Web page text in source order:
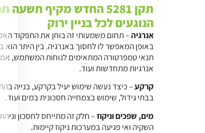
תקן 5281 החדש מקיף תשעה תחומים עיקריים
הנוגעים לכל בניין ירוק
אנרגיה– תחום משמעותי זה בוחן את התפקוד
באופן המאפשר לו לחסוך באנרגיה. בין היתר
תנאי טמפרטורה המתאימים לנוחות המשתמש,
אנרגיות מתחדשות ועוד.
קרקע– כיצד נעשה שימוש יעיל בקרקע, בנייה
בבתי גידול, שימוש בצמחייה חסכונית במים ועוד.
מים, שפכים וניקוז– חלק זה מתייחס לחסכון
השקיה ואי פגיעה במערכות ניקוז קיימות.